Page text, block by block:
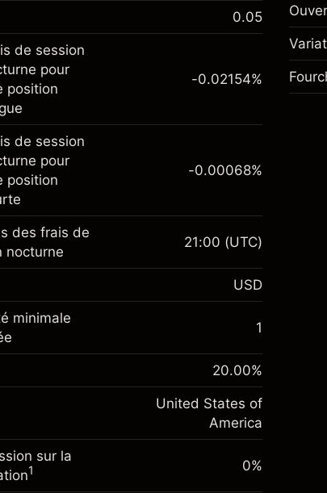
financier est disponible pour le
via les CFD et les Knock-outs.
plus sur :
outs
0.05
de session
pour
position
Votre
sur la valeur totale de la
-0.02154
de la position avec effet de levier
nominale avec effet de levier
la plateforme
-0.02154%
de session
pour
position
Votre
$1,000.00
des fonds de
-0.000682
(-$0.03)
de la position avec effet de levier
-0.00068%
des frais de
nocturne
21:00 (UTC)
USD
minimale
1
20.00%
United States of
America
sur la
1 0%